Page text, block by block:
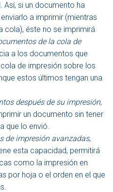
Así, si un documento ha
a imprimir (mientras
cola), éste no se imprimirá.
de la cola de
a los documentos que
de impresión sobre los
estos últimos tengan una
después de su impresión,
un documento sin tener
que lo envió.
de impresión avanzadas,
esta capacidad, permitirá
como la impresión en
por hoja o el orden en el que